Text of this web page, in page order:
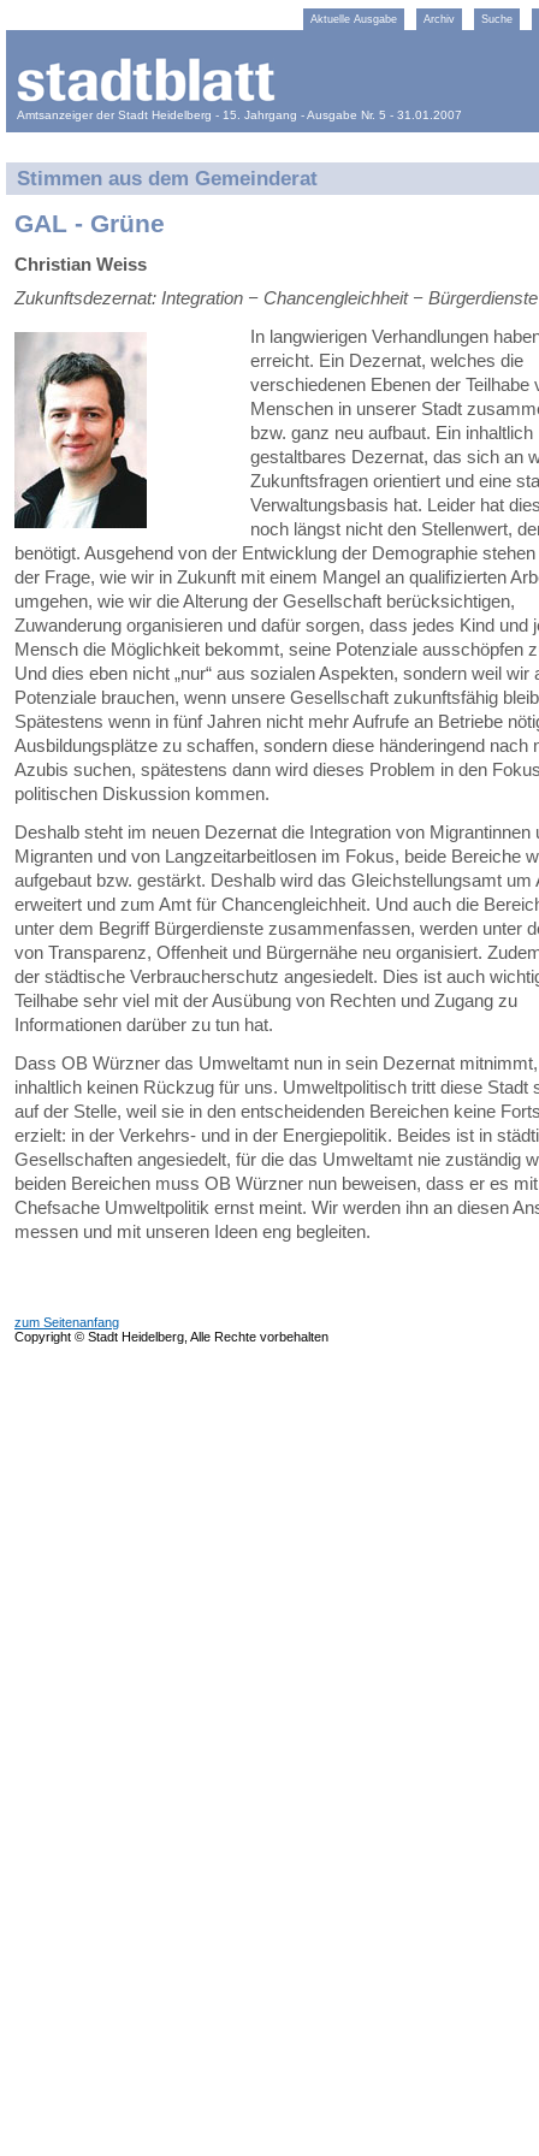
Aktuelle Ausgabe Archiv Suche
Amtsanzeiger der Stadt Heidelberg - 15. Jahrgang - Ausgabe Nr. 5 - 31.01.2007
Stimmen aus dem Gemeinderat
GAL - Grüne
Christian Weiss
Zukunftsdezernat: Integration − Chancengleichheit − Bürgerdienste
In langwierigen Verhandlungen
erreicht. Ein Dezernat, welches die
verschiedenen Ebenen der Teilhabe
Menschen in unserer Stadt
bzw. ganz neu aufbaut. Ein inhaltlich
gestaltbares Dezernat, das sich an
Zukunftsfragen orientiert und eine
Verwaltungsbasis hat. Leider hat
noch längst nicht den Stellenwert,
benötigt. Ausgehend von der Entwicklung der Demographie
der Frage, wie wir in Zukunft mit einem Mangel an qualifizierten
umgehen, wie wir die Alterung der Gesellschaft berücksichtigen,
Zuwanderung organisieren und dafür sorgen, dass jedes Kind und
Mensch die Möglichkeit bekommt, seine Potenziale ausschöpfen
Und dies eben nicht „nur“ aus sozialen Aspekten, sondern weil wir
Potenziale brauchen, wenn unsere Gesellschaft zukunftsfähig
Spätestens wenn in fünf Jahren nicht mehr Aufrufe an Betriebe
Ausbildungsplätze zu schaffen, sondern diese händeringend nach
Azubis suchen, spätestens dann wird dieses Problem in den
politischen Diskussion kommen.
Deshalb steht im neuen Dezernat die Integration von Migrantinnen
Migranten und von Langzeitarbeitlosen im Fokus, beide Bereiche
aufgebaut bzw. gestärkt. Deshalb wird das Gleichstellungsamt um
erweitert und zum Amt für Chancengleichheit. Und auch die
unter dem Begriff Bürgerdienste zusammenfassen, werden unter
von Transparenz, Offenheit und Bürgernähe neu organisiert.
der städtische Verbraucherschutz angesiedelt. Dies ist auch
Teilhabe sehr viel mit der Ausübung von Rechten und Zugang zu
Informationen darüber zu tun hat.
Dass OB Würzner das Umweltamt nun in sein Dezernat
inhaltlich keinen Rückzug für uns. Umweltpolitisch tritt diese Stadt
auf der Stelle, weil sie in den entscheidenden Bereichen keine
erzielt: in der Verkehrs- und in der Energiepolitik. Beides ist in
Gesellschaften angesiedelt, für die das Umweltamt nie zuständig
beiden Bereichen muss OB Würzner nun beweisen, dass er es
Chefsache Umweltpolitik ernst meint. Wir werden ihn an diesen
messen und mit unseren Ideen eng begleiten.
zum Seitenanfang
Copyright © Stadt Heidelberg, Alle Rechte vorbehalten